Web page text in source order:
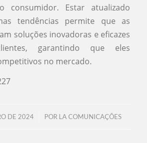
consumidor. Estar atualizado
tendências permite que as
soluções inovadoras e eficazes
garantindo que eles
no mercado.
DE 2024
/ POR LA COMUNICAÇÕES